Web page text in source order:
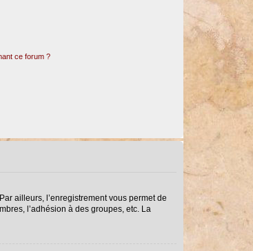
ce forum ?
ailleurs, l’enregistrement vous permet de
l’adhésion à des groupes, etc. La